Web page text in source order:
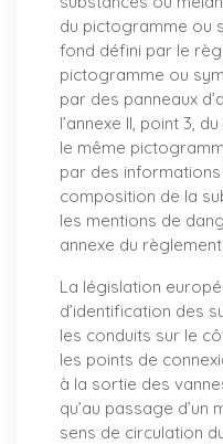
du pictogramme ou
fond défini par le
pictogramme ou
par des panneaux
l’annexe II, point 3,
le même
par des
composition de la
les mentions de
annexe du règlement
La législation
d’identification des
les conduits sur le
les points de
à la sortie des
qu’au passage d’un
sens de circulation